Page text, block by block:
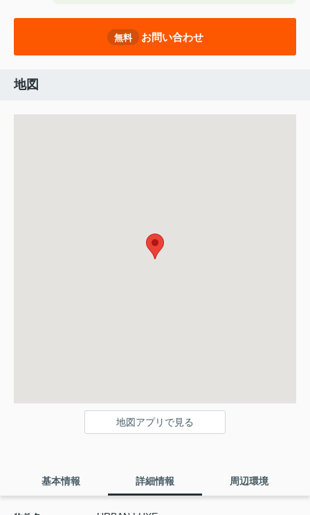
無料 お問い合わせ
地図
地図アプリで見る
基本情報 詳細情報 周辺環境